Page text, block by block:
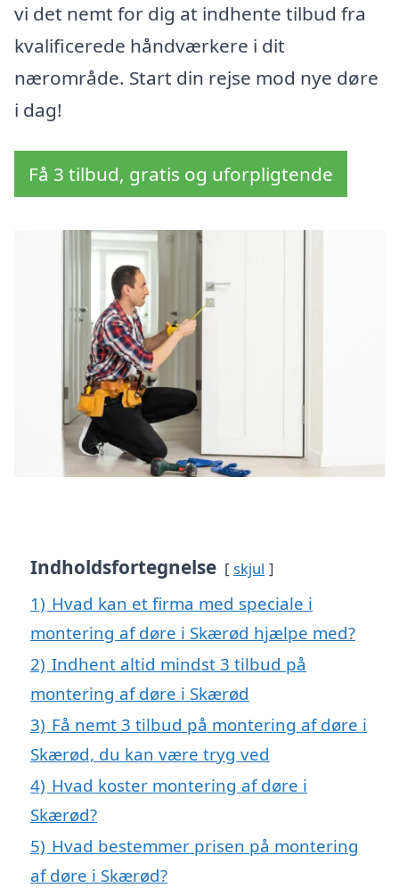
vi det nemt for dig at indhente tilbud fra
kvalificerede håndværkere i dit
nærområde. Start din rejse mod nye døre
i dag!
Få 3 tilbud, gratis og uforpligtende
Indholdsfortegnelse skjul
1) Hvad kan et firma med speciale i
montering af døre i Skærød hjælpe med?
2) Indhent altid mindst 3 tilbud på
montering af døre i Skærød
3) Få nemt 3 tilbud på montering af døre i
Skærød, du kan være tryg ved
4) Hvad koster montering af døre i
Skærød?
5) Hvad bestemmer prisen på montering
af døre i Skærød?